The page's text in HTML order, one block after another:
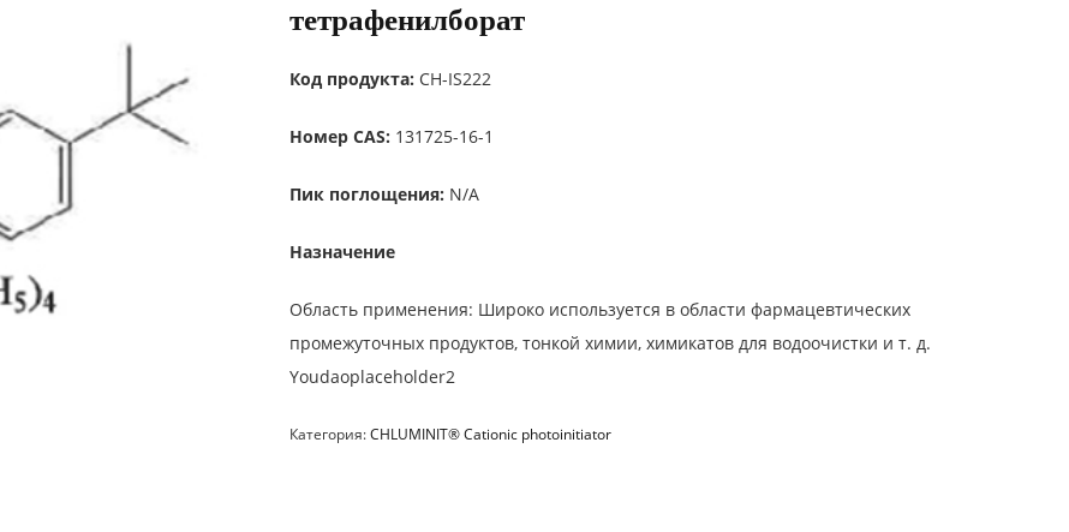
тетрафенилборат
Код продукта: CH-IS222
Номер CAS: 131725-16-1
Пик поглощения: N/A
Назначение
Область применения: Широко используется в области фармацевтических
промежуточных продуктов, тонкой химии, химикатов для водоочистки и т. д.
Youdaoplaceholder2
Категория:CHLUMINIT® Cationic photoinitiator